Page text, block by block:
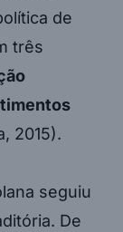
de
três
2015).
seguiu
De